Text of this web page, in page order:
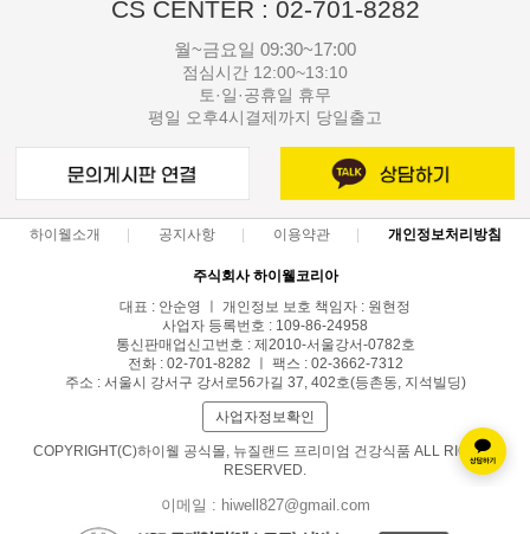
CS CENTER : 02-701-8282
월~금요일 09:30~17:00
점심시간 12:00~13:10
토·일·공휴일 휴무
평일 오후4시결제까지 당일출고
하이웰소개 공지사항 이용약관 개인정보처리방침
주식회사 하이웰코리아
대표 : 안순영 ㅣ 개인정보 보호 책임자 : 원현정
사업자 등록번호 : 109-86-24958
통신판매업신고번호 : 제2010-서울강서-0782호
전화 : 02-701-8282 ㅣ 팩스 : 02-3662-7312
주소 : 서울시 강서구 강서로56가길 37, 402호(등촌동, 지석빌딩)
사업자정보확인
COPYRIGHT(C)하이웰 공식몰, 뉴질랜드 프리미엄 건강식품 ALL RIGHTS
RESERVED.
이메일 : hiwell827@gmail.com